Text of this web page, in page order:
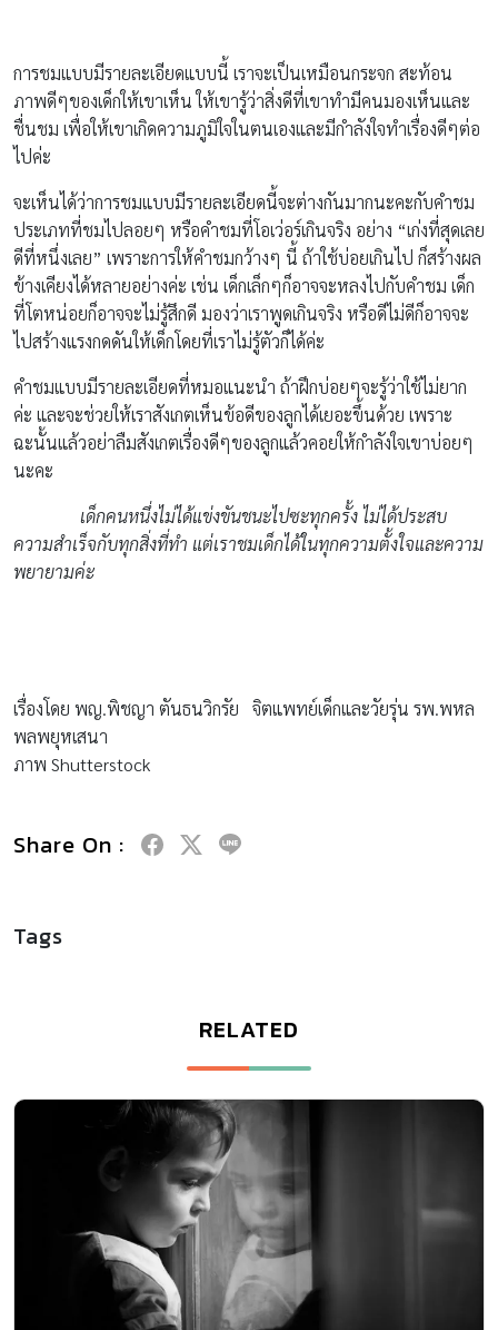
การชมแบบมีรายละเอียดแบบนี้ เราจะเป็นเหมือนกระจก สะท้อน
ภาพดีๆของเด็กให้เขาเห็น ให้เขารู้ว่าสิ่งดีที่เขาทำมีคนมองเห็นและ
ชื่นชม เพื่อให้เขาเกิดความภูมิใจในตนเองและมีกำลังใจทำเรื่องดีๆต่อ
ไปค่ะ
จะเห็นได้ว่าการชมแบบมีรายละเอียดนี้จะต่างกันมากนะคะกับคำชม
ประเภทที่ชมไปลอยๆ หรือคำชมที่โอเว่อร์เกินจริง อย่าง “เก่งที่สุดเลย
ดีที่หนึ่งเลย” เพราะการให้คำชมกว้างๆ นี้ ถ้าใช้บ่อยเกินไป ก็สร้างผล
ข้างเคียงได้หลายอย่างค่ะ เช่น เด็กเล็กๆก็อาจจะหลงไปกับคำชม เด็ก
ที่โตหน่อยก็อาจจะไม่รู้สึกดี มองว่าเราพูดเกินจริง หรือดีไม่ดีก็อาจจะ
ไปสร้างแรงกดดันให้เด็กโดยที่เราไม่รู้ตัวก็ได้ค่ะ
คำชมแบบมีรายละเอียดที่หมอแนะนำ ถ้าฝึกบ่อยๆจะรู้ว่าใช้ไม่ยาก
ค่ะ และจะช่วยให้เราสังเกตเห็นข้อดีของลูกได้เยอะขึ้นด้วย เพราะ
ฉะนั้นแล้วอย่าลืมสังเกตเรื่องดีๆของลูกแล้วคอยให้กำลังใจเขาบ่อยๆ
นะคะ
เด็กคนหนึ่งไม่ได้แข่งขันชนะไปซะทุกครั้ง ไม่ได้ประสบ
ความสำเร็จกับทุกสิ่งที่ทำ แต่เราชมเด็กได้ในทุกความตั้งใจและความ
พยายามค่ะ
เรื่องโดย พญ.พิชญา ตันธนวิกรัย จิตแพทย์เด็กและวัยรุ่น รพ.พหล
พลพยุหเสนา
ภาพ Shutterstock
Share On :
Tags
RELATED